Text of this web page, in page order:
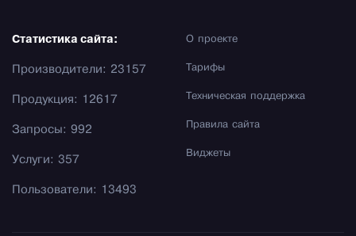
О проекте
Тарифы
Техническая поддержка
Правила сайта
Виджеты
Статистика сайта:
Производители: 23157
Продукция: 12617
Запросы: 992
Услуги: 357
Пользователи: 13493